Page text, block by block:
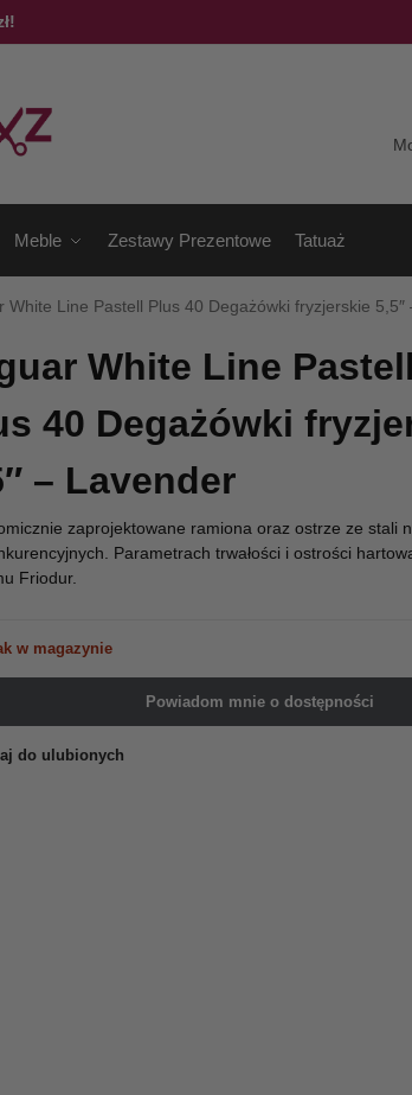
Meble Zestawy Prezentowe Tatuaż
White Line Pastell Plus 40 Degażówki fryzjerskie 5,5″
White Line Pastell
40 Degażówki
– Lavender
zaprojektowane ramiona oraz ostrze ze stali
Parametrach trwałości i ostrości
Friodur.
w magazynie
Powiadom mnie o dostępności
do ulubionych